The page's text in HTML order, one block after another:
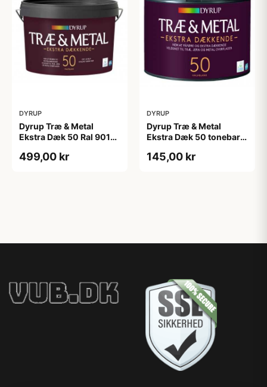
DYRUP
Dyrup Træ & Metal
Ekstra Dæk 50 Ral 9010
499,00 kr
DYRUP
Dyrup Træ & Metal
Ekstra Dæk 50 tonebar
145,00 kr